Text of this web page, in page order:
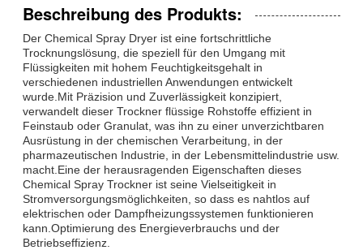
Beschreibung des Produkts:
Der Chemical Spray Dryer ist eine fortschrittliche
Trocknungslösung, die speziell für den Umgang mit
Flüssigkeiten mit hohem Feuchtigkeitsgehalt in
verschiedenen industriellen Anwendungen entwickelt
wurde.Mit Präzision und Zuverlässigkeit konzipiert,
verwandelt dieser Trockner flüssige Rohstoffe effizient in
Feinstaub oder Granulat, was ihn zu einer unverzichtbaren
Ausrüstung in der chemischen Verarbeitung, in der
pharmazeutischen Industrie, in der Lebensmittelindustrie usw.
macht.Eine der herausragenden Eigenschaften dieses
Chemical Spray Trockner ist seine Vielseitigkeit in
Stromversorgungsmöglichkeiten, so dass es nahtlos auf
elektrischen oder Dampfheizungssystemen funktionieren
kann.Optimierung des Energieverbrauchs und der
Betriebseffizienz.